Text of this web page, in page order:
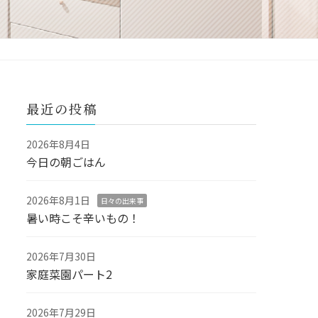
最近の投稿
2026年8月4日
今日の朝ごはん
2026年8月1日 日々の出来事
暑い時こそ辛いもの！
2026年7月30日
家庭菜園パート2
2026年7月29日